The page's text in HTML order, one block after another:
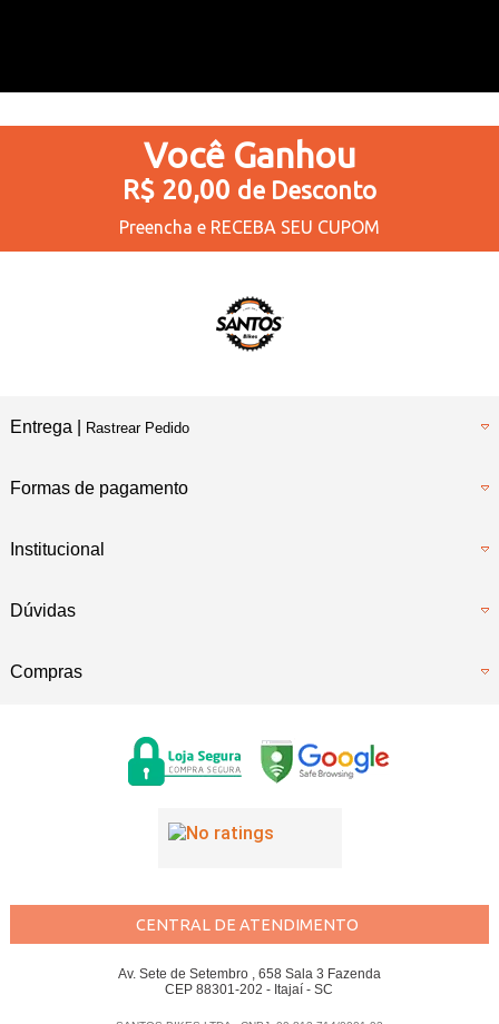
Você Ganhou
R$ 20,00 de Desconto
Preencha e RECEBA SEU CUPOM
Entrega | Rastrear Pedido
Formas de pagamento
Institucional
Dúvidas
Compras
CENTRAL DE ATENDIMENTO
Av. Sete de Setembro , 658 Sala 3 Fazenda
CEP 88301-202 - Itajaí - SC